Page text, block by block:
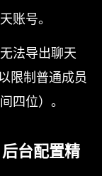
账号。
法导出聊天
限制普通成员
四位）。
台配置精